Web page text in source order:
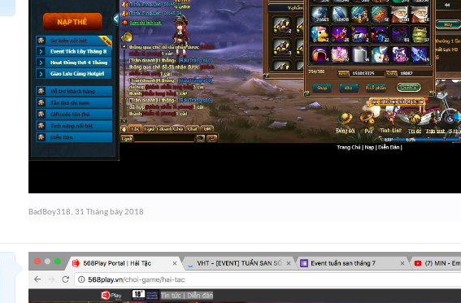
BadBoy318, 31 Tháng bảy 2018